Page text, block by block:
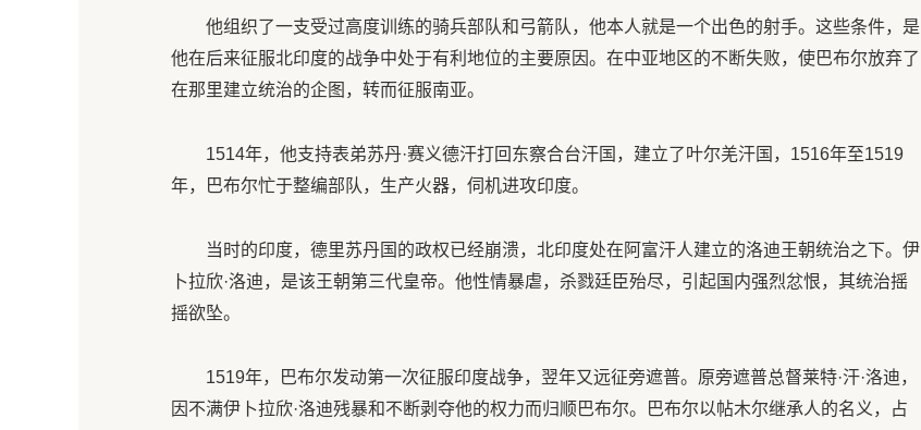
他组织了一支受过高度训练的骑兵部队和弓箭队，他本人就是一个出色的射手。这些条件，是
他在后来征服北印度的战争中处于有利地位的主要原因。在中亚地区的不断失败，使巴布尔放弃了
在那里建立统治的企图，转而征服南亚。
1514年，他支持表弟苏丹·赛义德汗打回东察合台汗国，建立了叶尔羌汗国，1516年至1519
年，巴布尔忙于整编部队，生产火器，伺机进攻印度。
当时的印度，德里苏丹国的政权已经崩溃，北印度处在阿富汗人建立的洛迪王朝统治之下。伊
卜拉欣·洛迪，是该王朝第三代皇帝。他性情暴虐，杀戮廷臣殆尽，引起国内强烈忿恨，其统治摇
摇欲坠。
1519年，巴布尔发动第一次征服印度战争，翌年又远征旁遮普。原旁遮普总督莱特·汗·洛迪，
因不满伊卜拉欣·洛迪残暴和不断剥夺他的权力而归顺巴布尔。巴布尔以帖木尔继承人的名义，占